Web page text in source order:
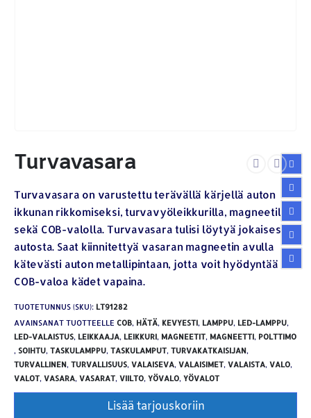
Turvavasara
Turvavasara on varustettu terävällä kärjellä auton
ikkunan rikkomiseksi, turvavyöleikkurilla, magneetilla
sekä COB-valolla. Turvavasara tulisi löytyä jokaisesta
autosta. Saat kiinnitettyä vasaran magneetin avulla
kätevästi auton metallipintaan, jotta voit hyödyntää
COB-valoa kädet vapaina.
TUOTETUNNUS (SKU): LT91282
AVAINSANAT TUOTTEELLE COB, HÄTÄ, KEVYESTI, LAMPPU, LED-LAMPPU,
LED-VALAISTUS, LEIKKAAJA, LEIKKURI, MAGNEETIT, MAGNEETTI, POLTTIMO
, SOIHTU, TASKULAMPPU, TASKULAMPUT, TURVAKATKAISIJAN,
TURVALLINEN, TURVALLISUUS, VALAISEVA, VALAISIMET, VALAISTA, VALO,
VALOT, VASARA, VASARAT, VIILTO, YÖVALO, YÖVALOT
Lisää tarjouskoriin